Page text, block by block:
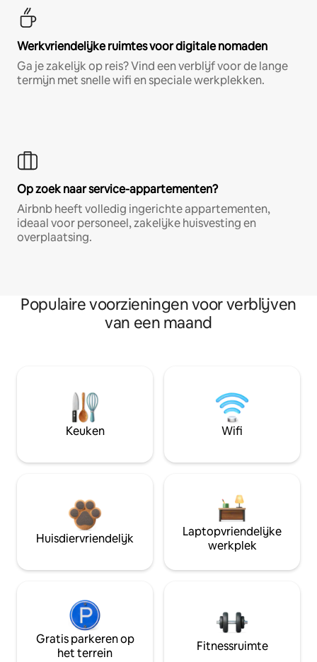
Werkvriendelijke ruimtes voor digitale nomaden
Ga je zakelijk op reis? Vind een verblijf voor de lange
termijn met snelle wifi en speciale werkplekken.
Op zoek naar service-appartementen?
Airbnb heeft volledig ingerichte appartementen,
ideaal voor personeel, zakelijke huisvesting en
overplaatsing.
Populaire voorzieningen voor verblijven
van een maand
Keuken Wifi
Huisdiervriendelijk
Laptopvriendelijke
werkplek
Gratis parkeren op
het terrein
Fitnessruimte